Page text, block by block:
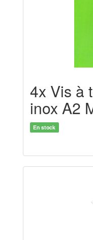
4x Vis à
inox A2
En stock